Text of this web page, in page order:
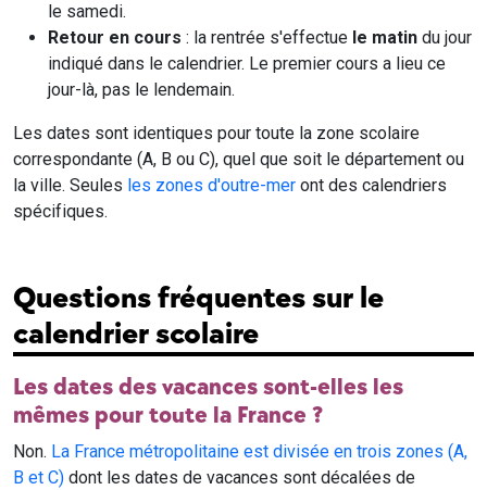
le samedi.
Retour en cours : la rentrée s'effectue le matin du jour
indiqué dans le calendrier. Le premier cours a lieu ce
jour-là, pas le lendemain.
Les dates sont identiques pour toute la zone scolaire
correspondante (A, B ou C), quel que soit le département ou
la ville. Seules les zones d'outre-mer ont des calendriers
spécifiques.
Questions fréquentes sur le
calendrier scolaire
Les dates des vacances sont-elles les
mêmes pour toute la France ?
Non. La France métropolitaine est divisée en trois zones (A,
B et C) dont les dates de vacances sont décalées de